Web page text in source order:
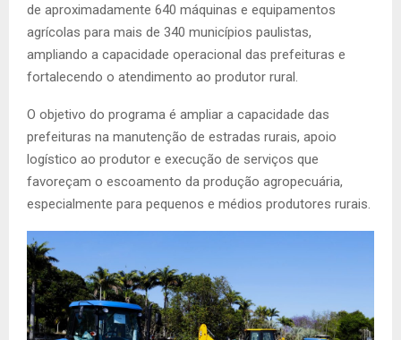
de aproximadamente 640 máquinas e equipamentos
agrícolas para mais de 340 municípios paulistas,
ampliando a capacidade operacional das prefeituras e
fortalecendo o atendimento ao produtor rural.
O objetivo do programa é ampliar a capacidade das
prefeituras na manutenção de estradas rurais, apoio
logístico ao produtor e execução de serviços que
favoreçam o escoamento da produção agropecuária,
especialmente para pequenos e médios produtores rurais.